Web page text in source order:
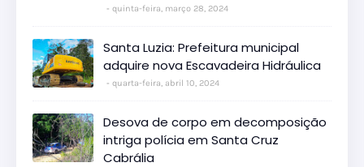
quinta-feira, março 28, 2024
Santa Luzia: Prefeitura municipal
adquire nova Escavadeira Hidráulica
quarta-feira, abril 10, 2024
Desova de corpo em decomposição
intriga polícia em Santa Cruz
Cabrália